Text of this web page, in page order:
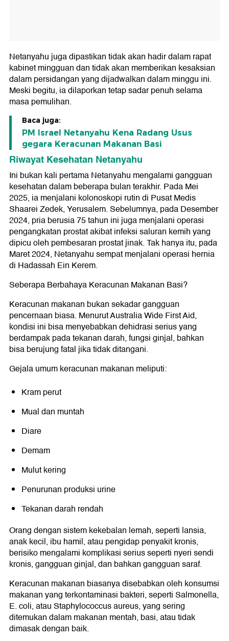
Netanyahu juga dipastikan tidak akan hadir dalam rapat
kabinet mingguan dan tidak akan memberikan kesaksian
dalam persidangan yang dijadwalkan dalam minggu ini.
Meski begitu, ia dilaporkan tetap sadar penuh selama
masa pemulihan.
Baca juga:
PM Israel Netanyahu Kena Radang Usus
gegara Keracunan Makanan Basi
Riwayat Kesehatan Netanyahu
Ini bukan kali pertama Netanyahu mengalami gangguan
kesehatan dalam beberapa bulan terakhir. Pada Mei
2025, ia menjalani kolonoskopi rutin di Pusat Medis
Shaarei Zedek, Yerusalem. Sebelumnya, pada Desember
2024, pria berusia 75 tahun ini juga menjalani operasi
pengangkatan prostat akibat infeksi saluran kemih yang
dipicu oleh pembesaran prostat jinak. Tak hanya itu, pada
Maret 2024, Netanyahu sempat menjalani operasi hernia
di Hadassah Ein Kerem.
Seberapa Berbahaya Keracunan Makanan Basi?
Keracunan makanan bukan sekadar gangguan
pencernaan biasa. Menurut Australia Wide First Aid,
kondisi ini bisa menyebabkan dehidrasi serius yang
berdampak pada tekanan darah, fungsi ginjal, bahkan
bisa berujung fatal jika tidak ditangani.
Gejala umum keracunan makanan meliputi:
Kram perut
Mual dan muntah
Diare
Demam
Mulut kering
Penurunan produksi urine
Tekanan darah rendah
Orang dengan sistem kekebalan lemah, seperti lansia,
anak kecil, ibu hamil, atau pengidap penyakit kronis,
berisiko mengalami komplikasi serius seperti nyeri sendi
kronis, gangguan ginjal, dan bahkan gangguan saraf.
Keracunan makanan biasanya disebabkan oleh konsumsi
makanan yang terkontaminasi bakteri, seperti Salmonella,
E. coli, atau Staphylococcus aureus, yang sering
ditemukan dalam makanan mentah, basi, atau tidak
dimasak dengan baik.